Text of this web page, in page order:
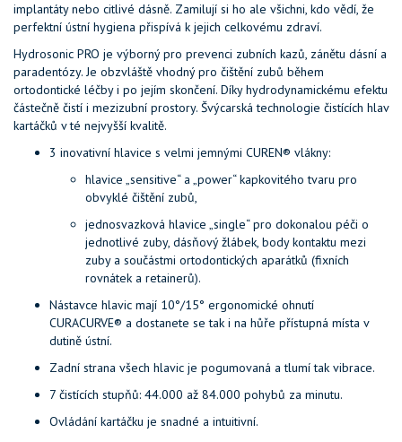
implantáty nebo citlivé dásně. Zamilují si ho ale všichni, kdo vědí, že
perfektní ústní hygiena přispívá k jejich celkovému zdraví.
Hydrosonic PRO je výborný pro prevenci zubních kazů, zánětu dásní a
paradentózy. Je obzvláště vhodný pro čištění zubů během
ortodontické léčby i po jejím skončení. Díky hydrodynamickému efektu
částečně čistí i mezizubní prostory. Švýcarská technologie čistících hlav
kartáčků v té nejvyšší kvalitě.
3 inovativní hlavice s velmi jemnými CUREN® vlákny:
hlavice „sensitive“ a „power“ kapkovitého tvaru pro
obvyklé čištění zubů,
jednosvazková hlavice „single“ pro dokonalou péči o
jednotlivé zuby, dásňový žlábek, body kontaktu mezi
zuby a součástmi ortodontických aparátků (fixních
rovnátek a retainerů).
Nástavce hlavic mají 10°/15° ergonomické ohnutí
CURACURVE® a dostanete se tak i na hůře přístupná místa v
dutině ústní.
Zadní strana všech hlavic je pogumovaná a tlumí tak vibrace.
7 čistících stupňů: 44.000 až 84.000 pohybů za minutu.
Ovládání kartáčku je snadné a intuitivní.